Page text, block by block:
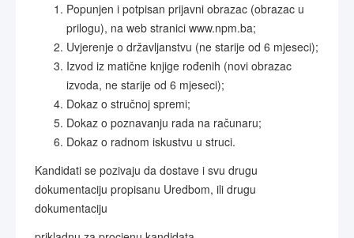
Popunjen i potpisan prijavni obrazac (obrazac u
prilogu), na web stranici www.npm.ba;
Uvjerenje o državljanstvu (ne starije od 6 mjeseci);
Izvod iz matične knjige rođenih (novi obrazac
izvoda, ne starije od 6 mjeseci);
Dokaz o stručnoj spremi;
Dokaz o poznavanju rada na računaru;
Dokaz o radnom iskustvu u struci.
Kandidati se pozivaju da dostave i svu drugu
dokumentaciju propisanu Uredbom, ili drugu
dokumentaciju